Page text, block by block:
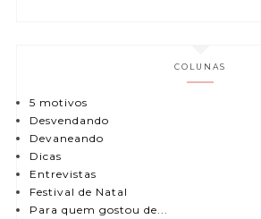
COLUNAS
5 motivos
Desvendando
Devaneando
Dicas
Entrevistas
Festival de Natal
Para quem gostou de...